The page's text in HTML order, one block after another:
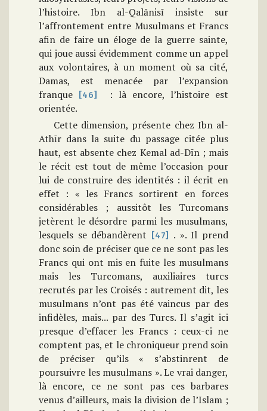
l’histoire. Ibn al-Qalānisī insiste sur
l’affrontement entre Musulmans et Francs
afin de faire un éloge de la guerre sainte,
qui joue aussi évidemment comme un appel
aux volontaires, à un moment où sa cité,
Damas, est menacée par l’expansion
franque
[46]
: là encore, l’histoire est
orientée.
Cette dimension, présente chez Ibn al-
Athīr dans la suite du passage citée plus
haut, est absente chez Kemal ad-Dīn ; mais
le récit est tout de même l’occasion pour
lui de construire des identités : il écrit en
effet : « les Francs sortirent en forces
considérables ; aussitôt les Turcomans
jetèrent le désordre parmi les musulmans,
lesquels se débandèrent
[47]
. ». Il prend
donc soin de préciser que ce ne sont pas les
Francs qui ont mis en fuite les musulmans
mais les Turcomans, auxiliaires turcs
recrutés par les Croisés : autrement dit, les
musulmans n’ont pas été vaincus par des
infidèles, mais... par des Turcs. Il s’agit ici
presque d’effacer les Francs : ceux-ci ne
comptent pas, et le chroniqueur prend soin
de préciser qu’ils « s’abstinrent de
poursuivre les musulmans ». Le vrai danger,
là encore, ce ne sont pas ces barbares
venus d’ailleurs, mais la division de l’Islam ;